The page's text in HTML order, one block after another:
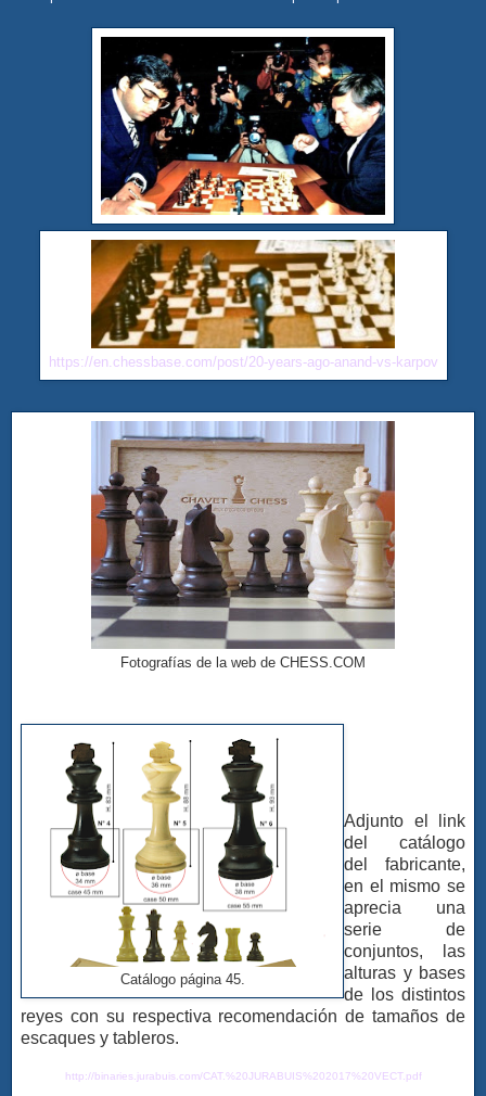
https://en.chessbase.com/post/20-years-ago-anand-vs-karpov
Fotografías de la web de CHESS.COM
Catálogo página 45.
Adjunto el link
del catálogo
del fabricante,
en el mismo se
aprecia una
serie de
conjuntos, las
alturas y bases
de los distintos
reyes con su respectiva recomendación de tamaños de
escaques y tableros.
http://binaries.jurabuis.com/CAT.%20JURABUIS%202017%20VECT.pdf